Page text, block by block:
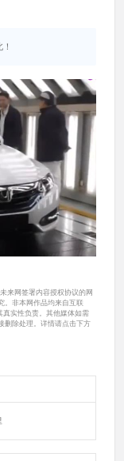
来网签署内容授权协议的网
。非本网作品均来自互联
真实性负责。其他媒体如需
删除处理。详情请点击下方